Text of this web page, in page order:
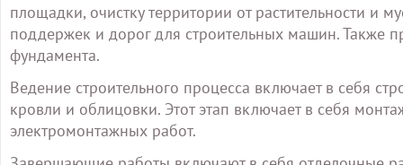
площадки, очистку территории от растительности и
поддержек и дорог для строительных машин. Также
фундамента.
Ведение строительного процесса включает в себя
кровли и облицовки. Этот этап включает в себя
электромонтажных работ.